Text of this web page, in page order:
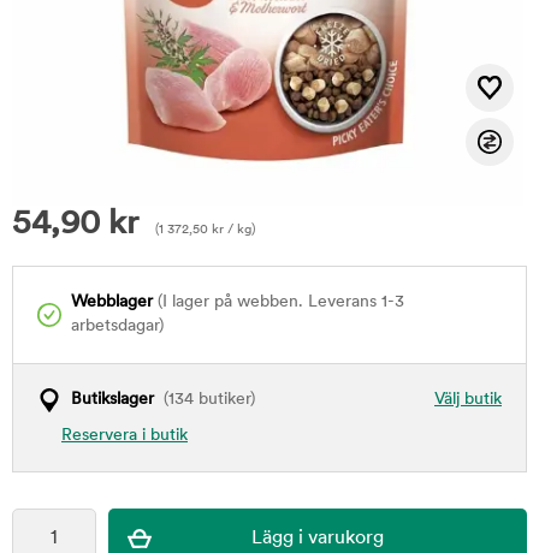
54,90 kr (1 372,50 kr / kg)
Webblager(I lager på webben. Leverans 1-3
arbetsdagar)
Välj butik
Butikslager(134 butiker)
Reservera i butik